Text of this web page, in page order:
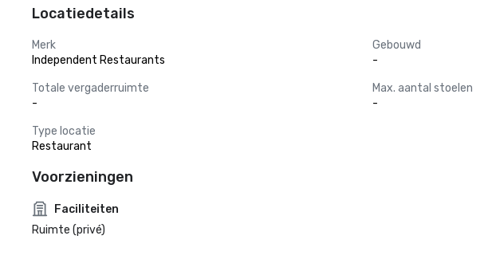
Locatiedetails
Merk
Independent Restaurants
Gebouwd
-
Totale vergaderruimte
-
Max. aantal stoelen
-
Type locatie
Restaurant
Voorzieningen
Faciliteiten
Ruimte (privé)